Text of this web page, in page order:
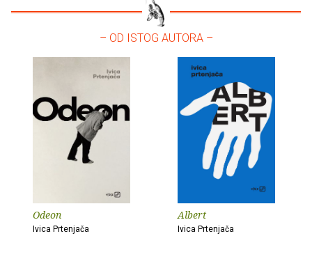
– OD ISTOG AUTORA –
Odeon
Ivica Prtenjača
Albert
Ivica Prtenjača